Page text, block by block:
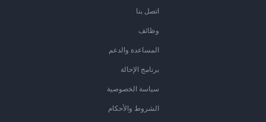
اتصل بنا
وظائف
المساعدة والدعم
برنامج الإحالة
سياسة الخصوصية
الشروط والأحكام